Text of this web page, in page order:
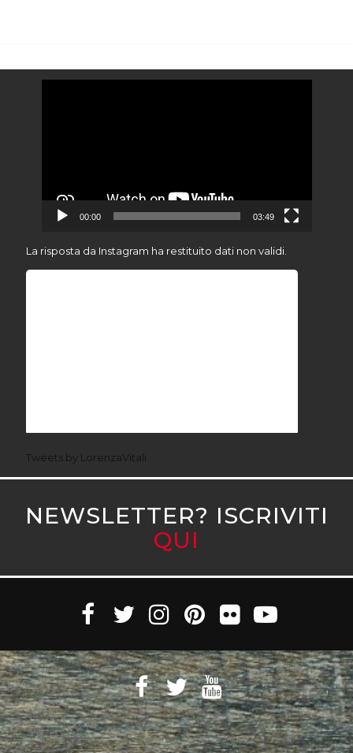
00:00 03:49
La risposta da Instagram ha restituito dati non validi.
Tweets by LorenzaVitali
NEWSLETTER? ISCRIVITI
QUI